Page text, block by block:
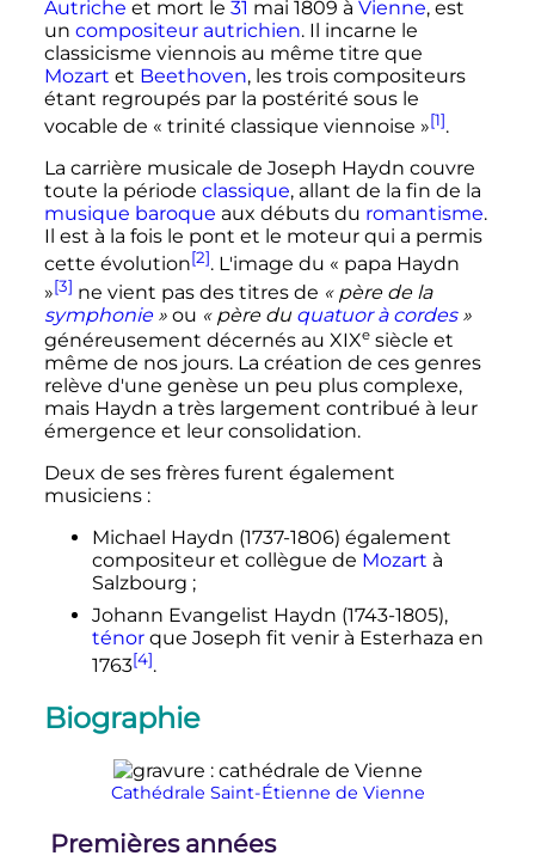
Autriche et mort le 31 mai 1809 à Vienne, est
un compositeur autrichien. Il incarne le
classicisme viennois au même titre que
Mozart et Beethoven, les trois compositeurs
étant regroupés par la postérité sous le
vocable de « trinité classique viennoise »[1].
La carrière musicale de Joseph Haydn couvre
toute la période classique, allant de la fin de la
musique baroque aux débuts du romantisme.
Il est à la fois le pont et le moteur qui a permis
cette évolution[2]. L'image du « papa Haydn
»[3] ne vient pas des titres de « père de la
symphonie»ou « père du quatuor à cordes»
généreusement décernés au XIXe siècle et
même de nos jours. La création de ces genres
relève d'une genèse un peu plus complexe,
mais Haydn a très largement contribué à leur
émergence et leur consolidation.
Deux de ses frères furent également
musiciens :
Michael Haydn (1737-1806) également
compositeur et collègue de Mozart à
Salzbourg ;
Johann Evangelist Haydn (1743-1805),
ténorque Joseph fit venir à Esterhaza en
1763[4].
Biographie
Cathédrale Saint-Étienne de Vienne
Premières années